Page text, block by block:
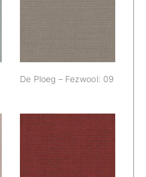
De Ploeg –
Fezwool: 09
De Ploeg – Fezwool: 09
De Ploeg –
Fezwool: 11